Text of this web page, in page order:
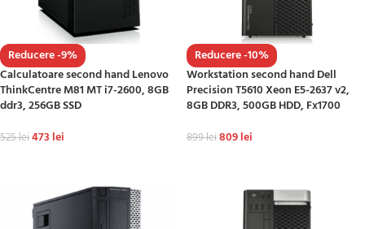
Reducere -9%
Calculatoare second hand Lenovo
ThinkCentre M81 MT i7-2600, 8GB
ddr3, 256GB SSD
525lei473 lei
Reducere -10%
Workstation second hand Dell
Precision T5610 Xeon E5-2637 v2,
8GB DDR3, 500GB HDD, Fx1700
899lei809lei